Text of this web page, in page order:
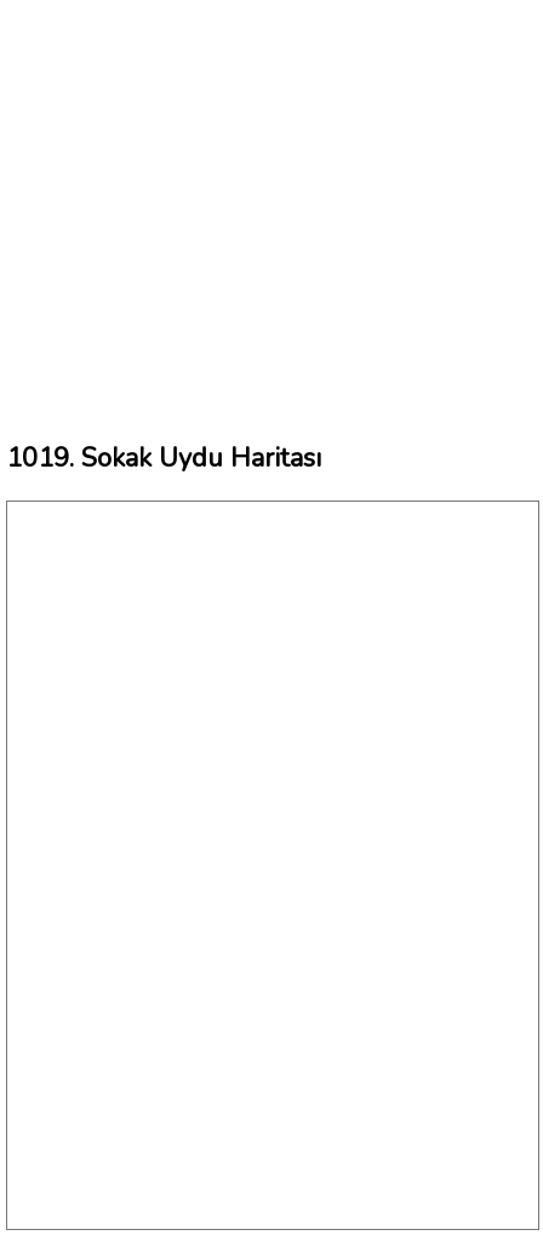
1019. Sokak Uydu Haritası